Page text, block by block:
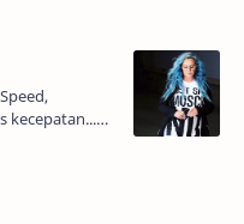
kecepatan...
batas